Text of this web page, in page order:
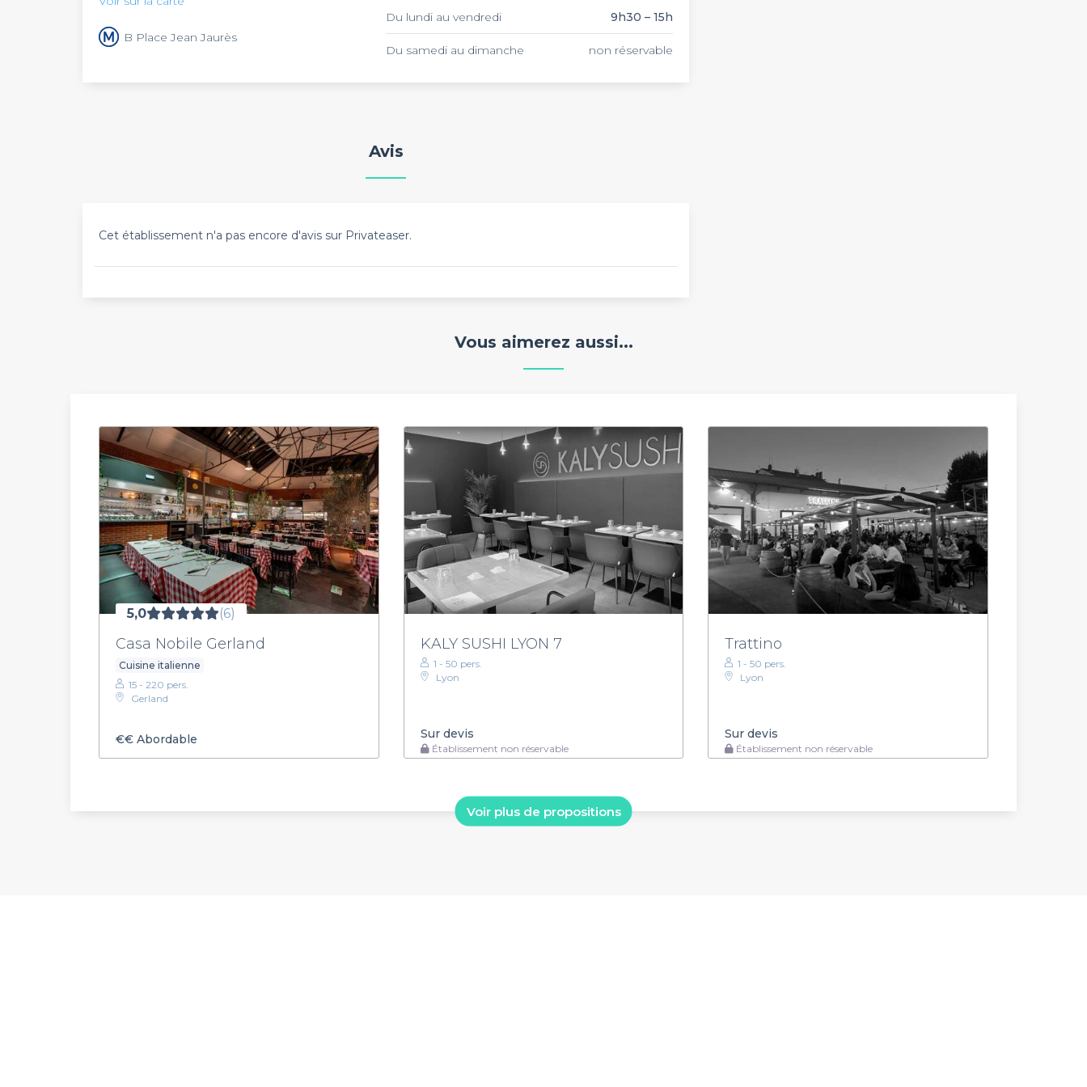
B Place Jean Jaurès
Du lundi au vendredi 9h30 – 15h
Du samedi au dimanche non réservable
Avis
Cet établissement n'a pas encore d'avis sur Privateaser.
Vous aimerez aussi...
5,0 (6)
Casa Nobile Gerland
Cuisine italienne
15 - 220 pers.
Gerland
€€ Abordable
KALY SUSHI LYON 7
1 - 50 pers.
Lyon
Sur devis
Établissement non réservable
Trattino
1 - 50 pers.
Lyon
Sur devis
Établissement non réservable
Voir plus de propositions